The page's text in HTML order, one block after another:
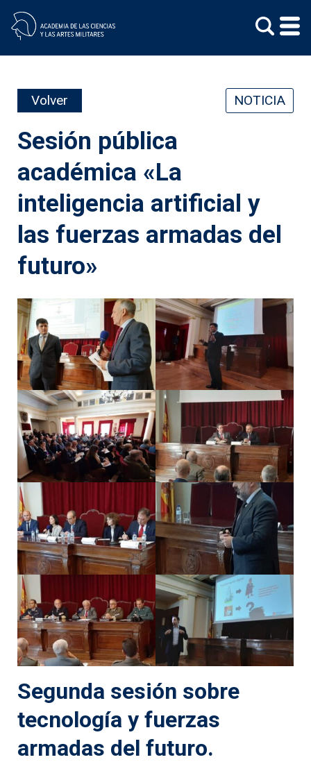
content
Volver NOTICIA
Sesión pública
académica «La
inteligencia artificial y
las fuerzas armadas del
futuro»
Segunda sesión sobre
tecnología y fuerzas
armadas del futuro.